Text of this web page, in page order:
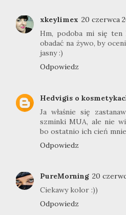
xkeylimex 20 czerwca
Hm, podoba mi się ten
obadać na żywo, by
jasny :)
Odpowiedz
Hedvigis o
Ja właśnie się
szminki MUA, ale nie
bo ostatnio ich cień
Odpowiedz
PureMorning 20
Ciekawy kolor :))
Odpowiedz